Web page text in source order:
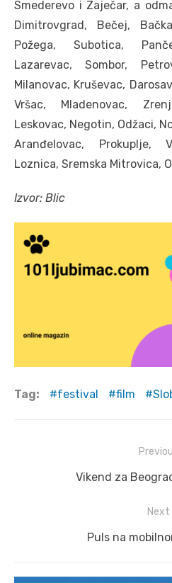
Smederevo i Zaječar, a
Dimitrovgrad, Bečej,
Požega, Subotica,
Lazarevac, Sombor,
Milanovac, Kruševac,
Vršac, Mladenovac,
Leskovac, Negotin, Odžaci,
Aranđelovac, Prokuplje,
Loznica, Sremska Mitrovica,
Izvor: Blic
Tag: festival film
navigationPrevious
Vikend za
Next
Next
Puls na